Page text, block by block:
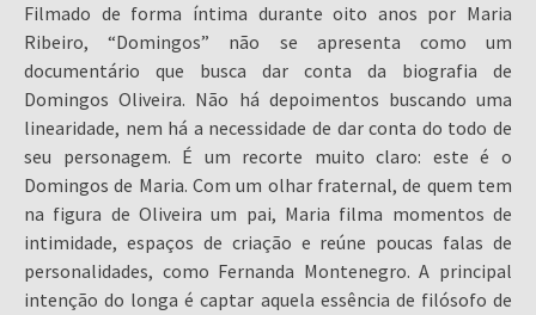
Filmado de forma íntima durante oito anos por Maria
Ribeiro, “Domingos” não se apresenta como um
documentário que busca dar conta da biografia de
Domingos Oliveira. Não há depoimentos buscando uma
linearidade, nem há a necessidade de dar conta do todo de
seu personagem. É um recorte muito claro: este é o
Domingos de Maria. Com um olhar fraternal, de quem tem
na figura de Oliveira um pai, Maria filma momentos de
intimidade, espaços de criação e reúne poucas falas de
personalidades, como Fernanda Montenegro. A principal
intenção do longa é captar aquela essência de filósofo de